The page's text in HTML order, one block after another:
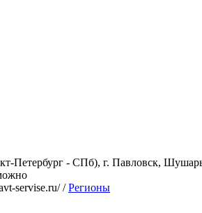
- СПб), г. Павловск,
servise.ru/ /Регионы